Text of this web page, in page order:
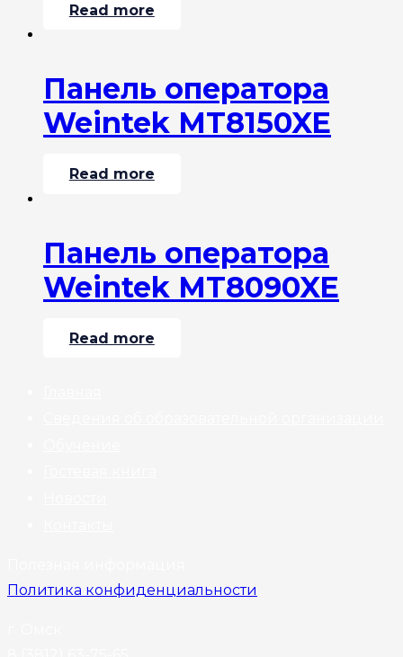
Read more
Панель оператора
Weintek MT8150XE
Read more
Панель оператора
Weintek MT8090XE
Read more
Политика конфиденциальности